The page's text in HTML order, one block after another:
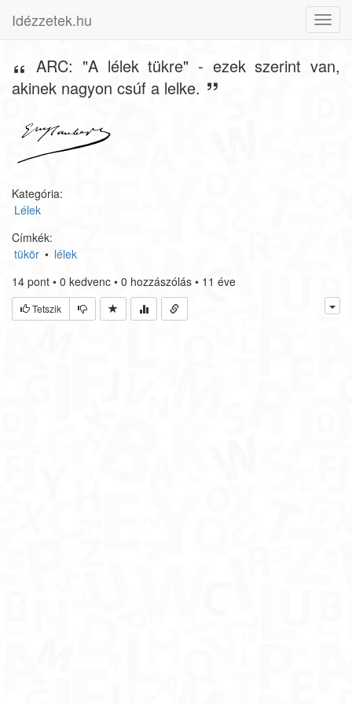
Idézzetek.hu
ARC: "A lélek tükre" - ezek szerint van,
akinek nagyon csúf a lelke.
Kategória:
Lélek
Címkék:
tükör • lélek
14 pont • 0 kedvenc • 0 hozzászólás • 11 éve
Tetszik